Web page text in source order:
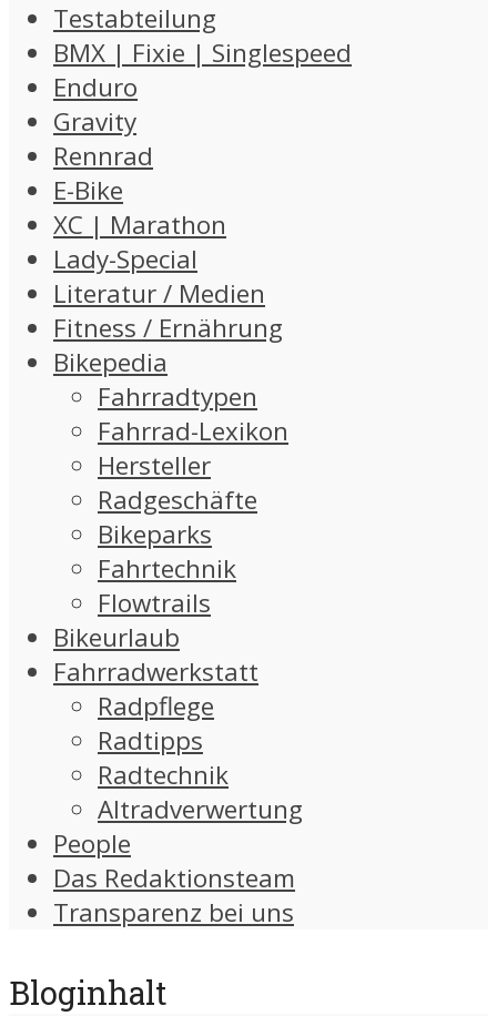
Testabteilung
BMX | Fixie | Singlespeed
Enduro
Gravity
Rennrad
E-Bike
XC | Marathon
Lady-Special
Literatur / Medien
Fitness / Ernährung
Bikepedia
Fahrradtypen
Fahrrad-Lexikon
Hersteller
Radgeschäfte
Bikeparks
Fahrtechnik
Flowtrails
Bikeurlaub
Fahrradwerkstatt
Radpflege
Radtipps
Radtechnik
Altradverwertung
People
Das Redaktionsteam
Transparenz bei uns
Bloginhalt